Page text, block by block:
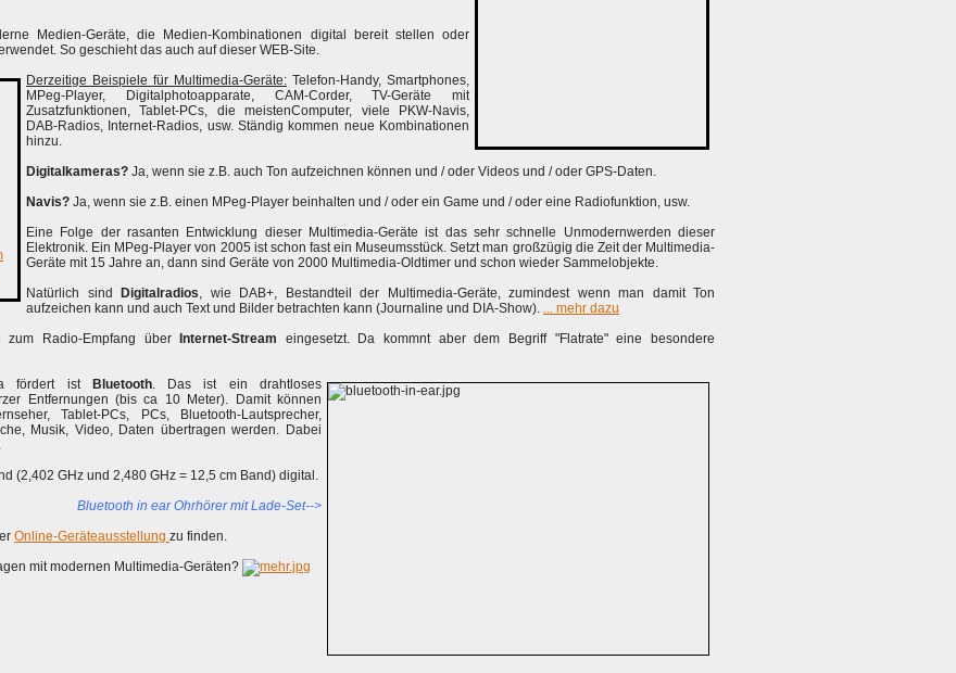
Medien-Geräte, die Medien-Kombinationen digital bereit stellen oder
So geschieht das auch auf dieser WEB-Site.
Derzeitige Beispiele für Multimedia-Geräte: Telefon-Handy, Smartphones,
MPeg-Player, Digitalphotoapparate, CAM-Corder, TV-Geräte mit
Zusatzfunktionen, Tablet-PCs, die meistenComputer, viele PKW-Navis,
DAB-Radios, Internet-Radios, usw. Ständig kommen neue Kombinationen
hinzu.
Digitalkameras? Ja, wenn sie z.B. auch Ton aufzeichnen können und / oder Videos und / oder GPS-Daten.
Navis? Ja, wenn sie z.B. einen MPeg-Player beinhalten und / oder ein Game und / oder eine Radiofunktion, usw.
Eine Folge der rasanten Entwicklung dieser Multimedia-Geräte ist das sehr schnelle Unmodernwerden dieser
Elektronik. Ein MPeg-Player von 2005 ist schon fast ein Museumsstück. Setzt man großzügig die Zeit der Multimedia-
Geräte mit 15 Jahre an, dann sind Geräte von 2000 Multimedia-Oldtimer und schon wieder Sammelobjekte.
Natürlich sind
Digitalradios, wie DAB+, Bestandteil der Multimedia-Geräte, zumindest wenn man damit Ton
aufzeichen kann und auch Text und Bilder betrachten kann (Journaline und DIA-Show). ... mehr dazu
zum Radio-Empfang über Internet-Stream eingesetzt. Da kommnt aber dem Begriff "Flatrate" eine besondere
fördert ist
Bluetooth. Das ist ein drahtloses
Entfernungen (bis ca 10 Meter). Damit können
Tablet-PCs, PCs, Bluetooth-Lautsprecher,
Musik, Video, Daten übertragen werden. Dabei
(2,402 GHz und 2,480 GHz = 12,5 cm Band) digital.
Bluetooth in ear Ohrhörer mit Lade-Set-->
Online-Geräteausstellung zu finden.
mit modernen Multimedia-Geräten?